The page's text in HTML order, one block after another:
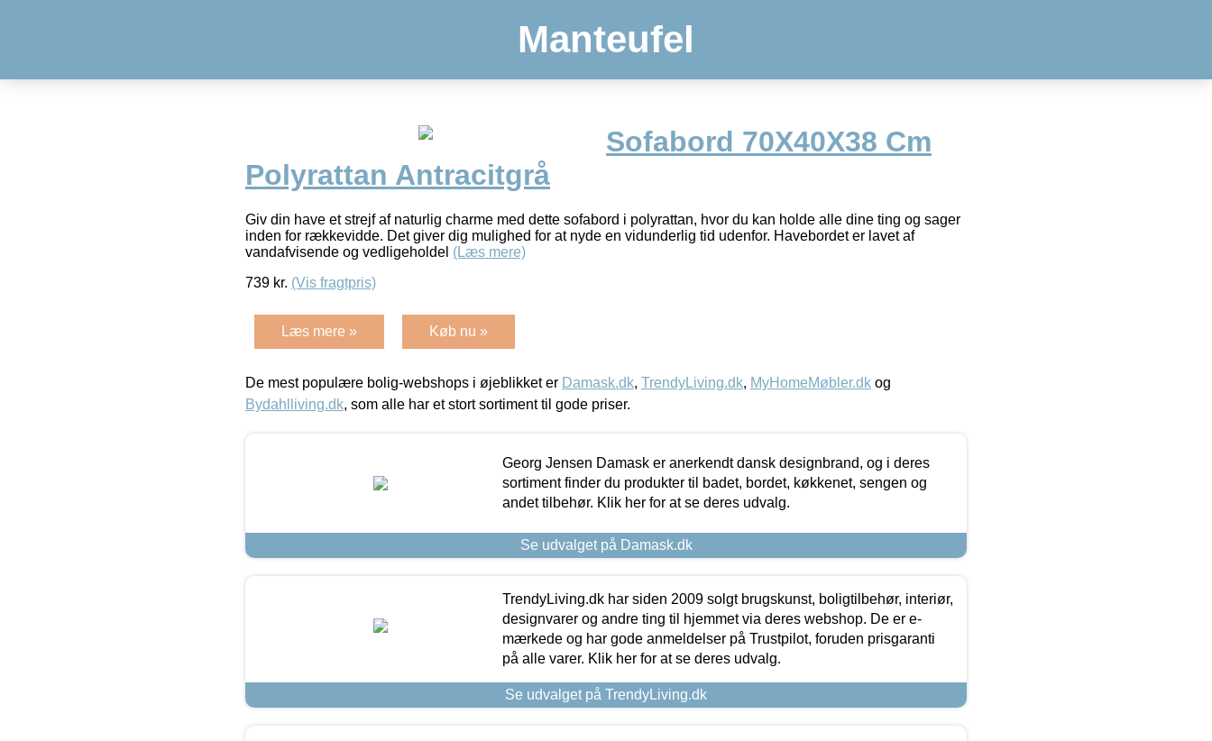
Manteufel
Sofabord 70X40X38 Cm
Polyrattan Antracitgrå
Giv din have et strejf af naturlig charme med dette sofabord i polyrattan, hvor du kan holde alle dine ting og sager
inden for rækkevidde. Det giver dig mulighed for at nyde en vidunderlig tid udenfor. Havebordet er lavet af
vandafvisende og vedligeholdel (Læs mere)
739 kr. (Vis fragtpris)
Læs mere » Køb nu »
De mest populære bolig-webshops i øjeblikket er Damask.dk, TrendyLiving.dk, MyHomeMøbler.dk og
Bydahlliving.dk, som alle har et stort sortiment til gode priser.
Georg Jensen Damask er anerkendt dansk designbrand, og i deres
sortiment finder du produkter til badet, bordet, køkkenet, sengen og
andet tilbehør. Klik her for at se deres udvalg.
Se udvalget på Damask.dk
TrendyLiving.dk har siden 2009 solgt brugskunst, boligtilbehør, interiør,
designvarer og andre ting til hjemmet via deres webshop. De er e-
mærkede og har gode anmeldelser på Trustpilot, foruden prisgaranti
på alle varer. Klik her for at se deres udvalg.
Se udvalget på TrendyLiving.dk